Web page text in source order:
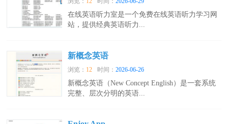
在线英语听力室是一个免费在线英语听力学习网
站，提供经典英语听力...
新概念英语
浏览： 12 时间：2026-06-26
新概念英语（New Concept English）是一套系统
完整、层次分明的英语...